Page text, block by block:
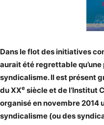
Dans le flot des initiatives
aurait été regrettable
syndicalisme. Il est présent
du XXe siècle et de l’Institut
organisé en novembre 2014
syndicalisme (ou des